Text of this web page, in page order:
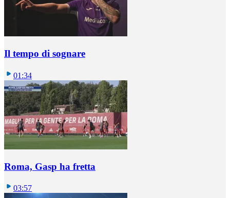
Il tempo di sognare
01:34
Roma, Gasp ha fretta
03:57